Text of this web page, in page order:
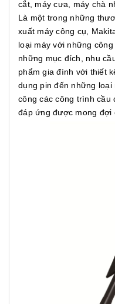
cắt, máy cưa, máy chà
Là một trong những
xuất máy công cụ,
loại máy với những
những mục đích, nhu
phẩm gia đình với thiết
dụng pin đến những
công các công trình
đáp ứng được mong đợi